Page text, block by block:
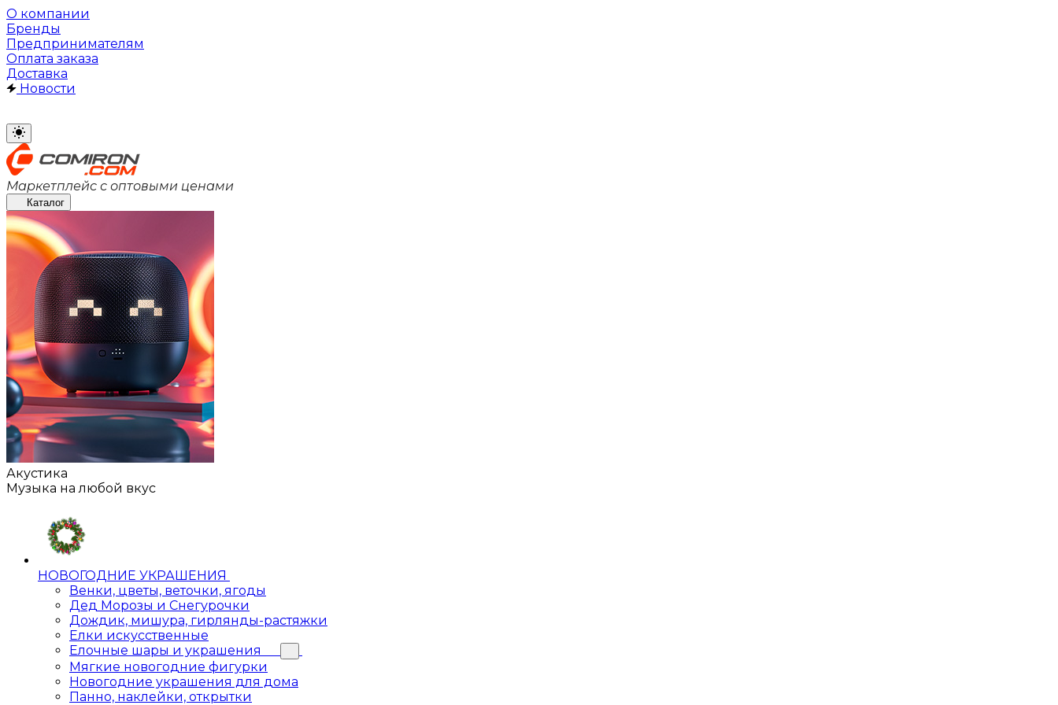
О компании
Бренды
Предпринимателям
Оплата заказа
Доставка
Новости
Маркетплейс с оптовыми ценами
Каталог
Акустика
Музыка на любой вкус
НОВОГОДНИЕ УКРАШЕНИЯ
Венки, цветы, веточки, ягоды
Дед Морозы и Снегурочки
Дождик, мишура, гирлянды-растяжки
Елки искусственные
Елочные шары и украшения
Мягкие новогодние фигурки
Новогодние украшения для дома
Панно, наклейки, открытки